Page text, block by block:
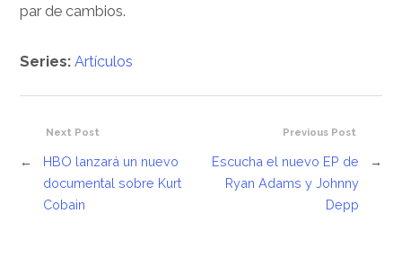
par de cambios.
Series:Artículos
Previous Post
Escucha el nuevo EP de
Ryan Adams y Johnny
Depp
→
Next Post
←
HBO lanzará un nuevo
documental sobre Kurt
Cobain